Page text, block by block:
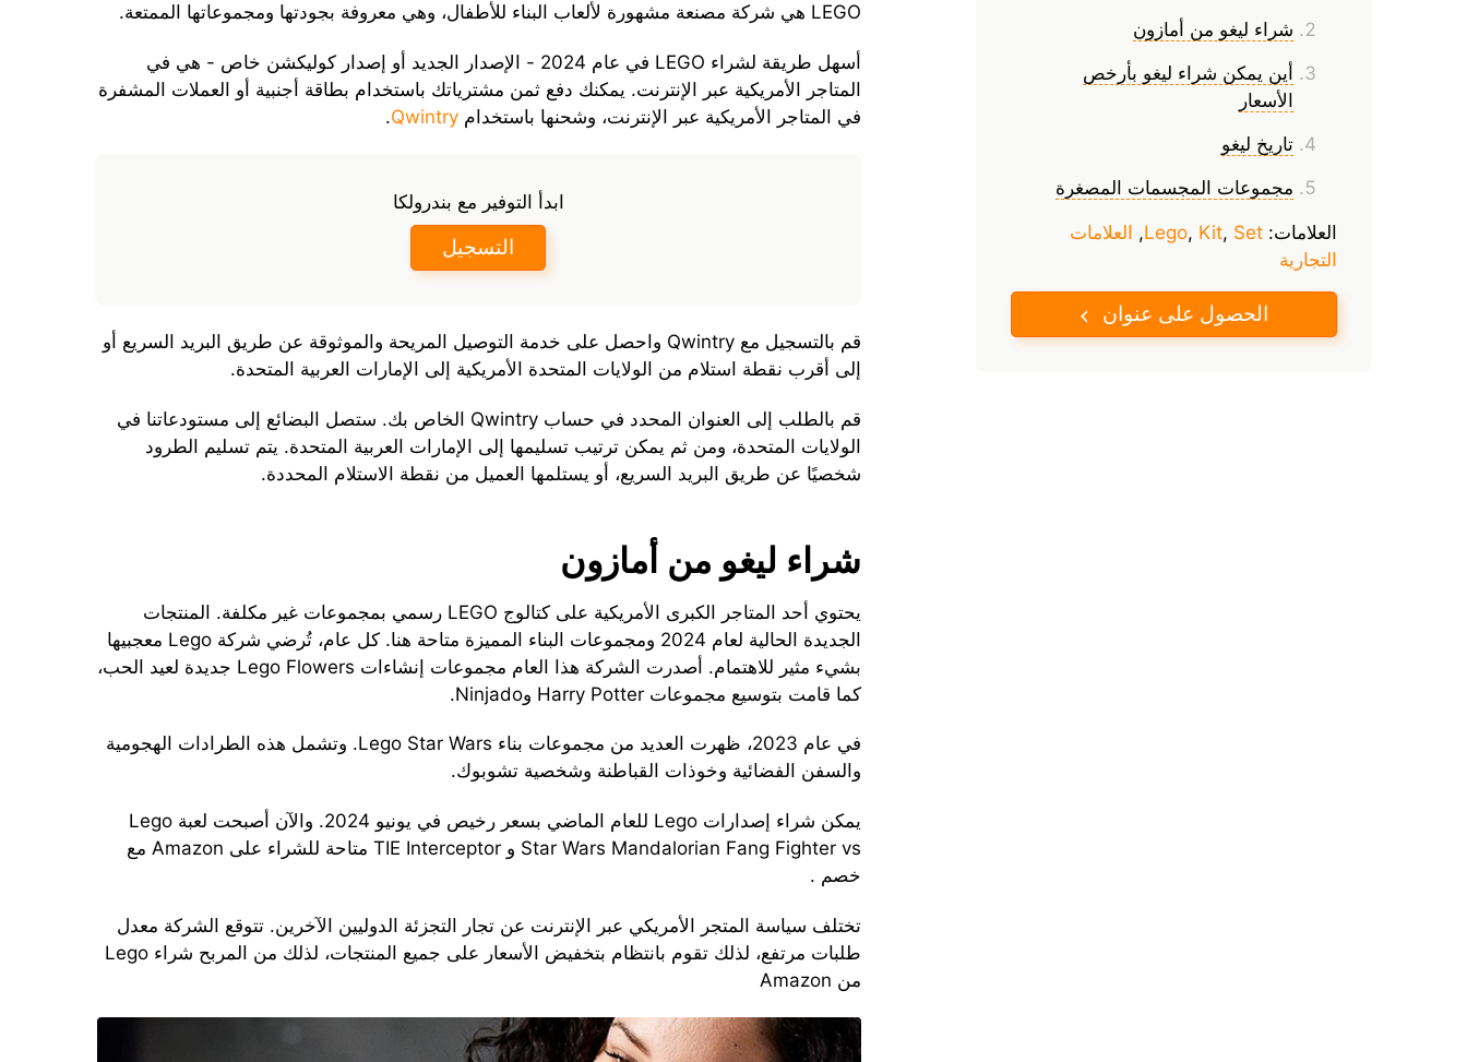
شراء ليغو من أمازون
أين يمكن شراء ليغو بأرخص
الأسعار
تاريخ ليغو
مجموعات المجسمات المصغرة
العلامات: Lego, Kit, Set
, العلامات
التجاریة
الحصول على عنوان
LEGO هي شركة مصنعة مشهورة لألعاب البناء للأطفال، وهي معروفة بجودتها ومجموعاتها الممتعة.
أسهل طريقة لشراء LEGO في عام 2024 - الإصدار الجديد أو إصدار كوليكشن خاص - هي في
المتاجر الأمريكية عبر الإنترنت. يمكنك دفع ثمن مشترياتك باستخدام بطاقة أجنبية أو العملات المشفرة
في المتاجر الأمريكية عبر الإنترنت، وشحنها باستخدام Qwintry
.
ابدأ التوفير مع بندرولكا
التسجيل
قم بالتسجيل مع Qwintry واحصل على خدمة التوصيل المريحة والموثوقة عن طريق البريد السريع أو
إلى أقرب نقطة استلام من الولايات المتحدة الأمريكية إلى الإمارات العربية المتحدة.
قم بالطلب إلى العنوان المحدد في حساب Qwintry الخاص بك. ستصل البضائع إلى مستودعاتنا في
الولايات المتحدة، ومن ثم يمكن ترتيب تسليمها إلى الإمارات العربية المتحدة. يتم تسليم الطرود
شخصيًا عن طريق البريد السريع، أو يستلمها العميل من نقطة الاستلام المحددة.
شراء ليغو من أمازون
يحتوي أحد المتاجر الكبرى الأمريكية على كتالوج LEGO رسمي بمجموعات غير مكلفة. المنتجات
الجديدة الحالية لعام 2024 ومجموعات البناء المميزة متاحة هنا. كل عام، تُرضي شركة Lego معجبيها
بشيء مثير للاهتمام. أصدرت الشركة هذا العام مجموعات إنشاءات Lego Flowers جديدة لعيد الحب،
كما قامت بتوسيع مجموعات Harry Potter وNinjado.
في عام 2023، ظهرت العديد من مجموعات بناء Lego Star Wars. وتشمل هذه الطرادات الهجومية
والسفن الفضائية وخوذات القباطنة وشخصية تشوبوك.
يمكن شراء إصدارات Lego للعام الماضي بسعر رخيص في يونيو 2024. والآن أصبحت لعبة Lego
Star Wars Mandalorian Fang Fighter vs و TIE Interceptor متاحة للشراء على Amazon مع
خصم .
تختلف سياسة المتجر الأمريكي عبر الإنترنت عن تجار التجزئة الدوليين الآخرين. تتوقع الشركة معدل
طلبات مرتفع، لذلك تقوم بانتظام بتخفيض الأسعار على جميع المنتجات، لذلك من المربح شراء Lego
من Amazon